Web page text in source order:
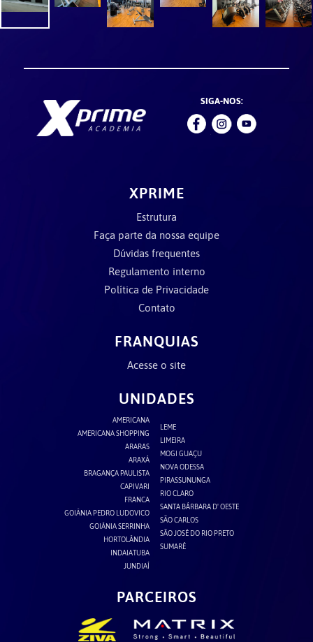
SIGA-NOS:
XPRIME
Estrutura
Faça parte da nossa equipe
Dúvidas frequentes
Regulamento interno
Política de Privacidade
Contato
FRANQUIAS
Acesse o site
UNIDADES
AMERICANA
AMERICANA SHOPPING
ARARAS
ARAXÁ
BRAGANÇA PAULISTA
CAPIVARI
FRANCA
GOIÂNIA PEDRO LUDOVICO
GOIÂNIA SERRINHA
HORTOLÂNDIA
INDAIATUBA
JUNDIAÍ
LEME
LIMEIRA
MOGI GUAÇU
NOVA ODESSA
PIRASSUNUNGA
RIO CLARO
SANTA BÁRBARA D' OESTE
SÃO CARLOS
SÃO JOSÉ DO RIO PRETO
SUMARÉ
PARCEIROS